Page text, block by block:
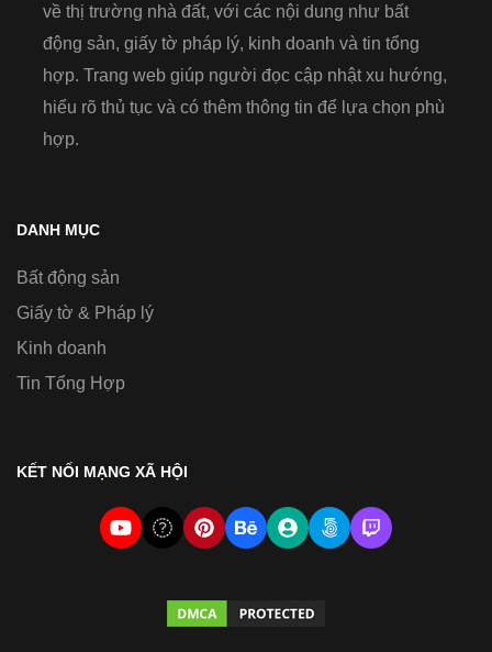
về thị trường nhà đất, với các nội dung như bất
động sản, giấy tờ pháp lý, kinh doanh và tin tổng
hợp. Trang web giúp người đọc cập nhật xu hướng,
hiểu rõ thủ tục và có thêm thông tin để lựa chọn phù
hợp.
DANH MỤC
Bất động sản
Giấy tờ & Pháp lý
Kinh doanh
Tin Tổng Hợp
KẾT NỐI MẠNG XÃ HỘI